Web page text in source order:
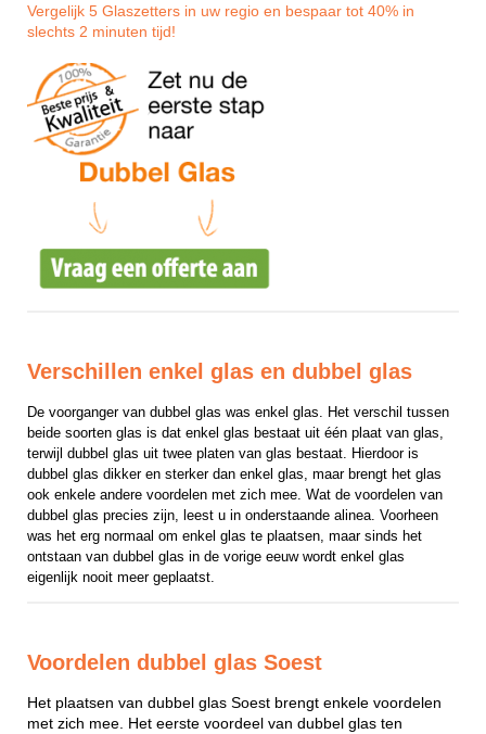
Vergelijk 5 Glaszetters in uw regio en bespaar tot 40% in
slechts 2 minuten tijd!
Verschillen enkel glas en dubbel glas
De voorganger van dubbel glas was enkel glas. Het verschil tussen
beide soorten glas is dat enkel glas bestaat uit één plaat van glas,
terwijl dubbel glas uit twee platen van glas bestaat. Hierdoor is
dubbel glas dikker en sterker dan enkel glas, maar brengt het glas
ook enkele andere voordelen met zich mee. Wat de voordelen van
dubbel glas precies zijn, leest u in onderstaande alinea. Voorheen
was het erg normaal om enkel glas te plaatsen, maar sinds het
ontstaan van dubbel glas in de vorige eeuw wordt enkel glas
eigenlijk nooit meer geplaatst.
Voordelen dubbel glas Soest
Het plaatsen van dubbel glas Soest brengt enkele voordelen
met zich mee. Het eerste voordeel van dubbel glas ten